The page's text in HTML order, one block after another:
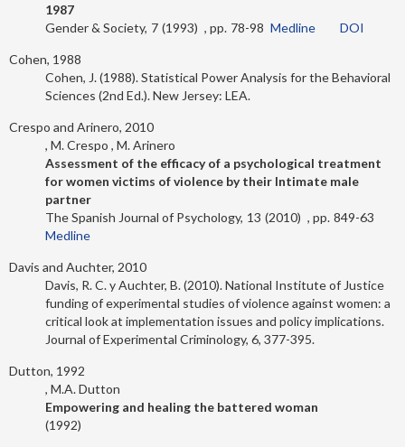
1987
Gender & Society 7 1993 78-98 Medline DOI
Cohen, 1988
Cohen, J. (1988). Statistical Power Analysis for the Behavioral
Sciences (2nd Ed.). New Jersey: LEA.
Crespo and Arinero, 2010
M. Crespo M. Arinero
Assessment of the efficacy of a psychological treatment
for women victims of violence by their Intimate male
partner
The Spanish Journal of Psychology 13 2010
849-63
Medline
Davis and Auchter, 2010
Davis, R. C. y Auchter, B. (2010). National Institute of Justice
funding of experimental studies of violence against women: a
critical look at implementation issues and policy implications.
Journal of Experimental Criminology, 6, 377-395.
Dutton, 1992
M.A. Dutton
Empowering and healing the battered woman
1992